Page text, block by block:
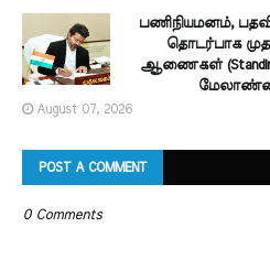
பணிநியமனம்,
தொடர்பாக
ஆணைகள்
August 07, 2026
POST A COMMENT
0 Comments